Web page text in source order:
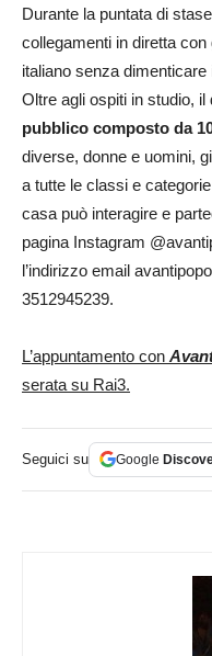
Durante la puntata di
collegamenti in diretta
italiano senza
Oltre agli ospiti in studio,
pubblico composto da
diverse, donne e uomini,
a tutte le classi e
casa può interagire e
pagina Instagram
l’indirizzo email
3512945239.
L’appuntamento con
serata su Rai3.
Seguici su Google